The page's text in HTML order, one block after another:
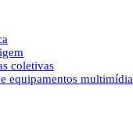
coletivas
equipamentos multimídia